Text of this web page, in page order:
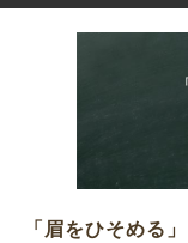
「眉をひそめる」